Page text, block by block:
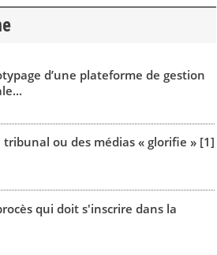
d’une plateforme de gestion
tribunal ou des médias « glorifie » [1]
qui doit s'inscrire dans la